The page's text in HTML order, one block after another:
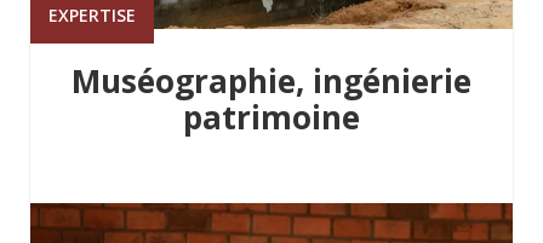
EXPERTISE
Muséographie, ingénierie
patrimoine